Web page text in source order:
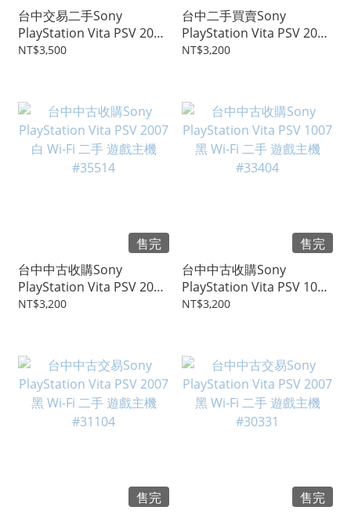
台中交易二手Sony
PlayStation Vita PSV 2007
粉紅黑 二手 遊戲主機
NT$3,500
台中二手買賣Sony
PlayStation Vita PSV 2007
黑 Wi-Fi 二手 遊戲主機
NT$3,200
售完
台中中古收購Sony
PlayStation Vita PSV 2007
白 Wi-Fi 二手 遊戲主機
NT$3,200
售完
台中中古收購Sony
PlayStation Vita PSV 1007
黑 Wi-Fi 二手 遊戲主機
NT$3,200
售完
售完